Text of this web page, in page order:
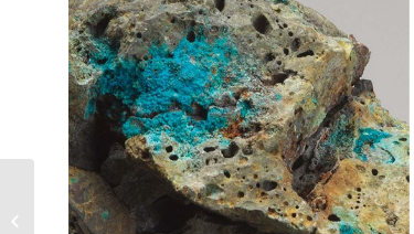
Art Basel in Basel